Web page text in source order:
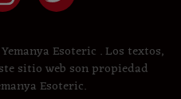
Esoteric . Los textos,
sitio web son propiedad
Esoteric.